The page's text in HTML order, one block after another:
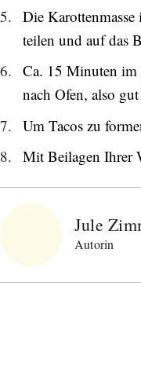
Die
teilen und auf das
Ca. 15 Minuten im
nach Ofen, also
Um Tacos zu
Mit Beilagen Ihrer
Jule
Autorin